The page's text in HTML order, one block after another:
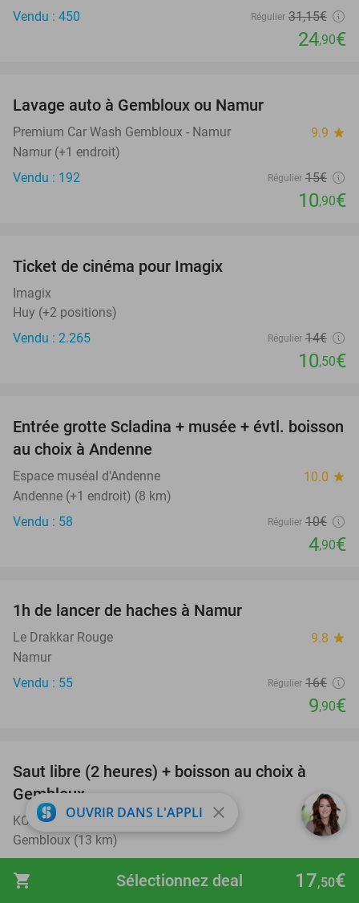
shopping_cart 17,50€
Sélectionnez deal
Vendu : 450
Régulier 31,15€
24,90€
Lavage auto à Gembloux ou Namur
Premium Car Wash Gembloux - Namur 9.9 star
Namur (+1 endroit)
Vendu : 192
Régulier 15€
10,90€
Ticket de cinéma pour Imagix
Imagix
Huy (+2 positions)
Vendu : 2.265
Régulier 14€
10,50€
51%
Entrée grotte Scladina + musée + évtl. boisson
au choix à Andenne
Espace muséal d'Andenne 10.0 star
Andenne (+1 endroit) (8 km)
Vendu : 58
Régulier 10€
4,90€
1h de lancer de haches à Namur
Le Drakkar Rouge 9.8 star
Namur
Vendu : 55
Régulier 16€
9,90€
Saut libre (2 heures) + boisson au choix à
Gembloux
KOJUMP Gembloux
Gembloux (13 km)
16,40€
OUVRIR DANS L'APPLI close